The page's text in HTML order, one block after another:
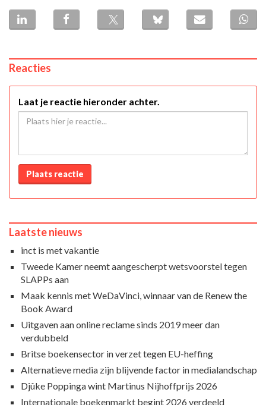
Reacties
Laat je reactie hieronder achter.
Plaats reactie
Laatste nieuws
inct is met vakantie
Tweede Kamer neemt aangescherpt wetsvoorstel tegen
SLAPPs aan
Maak kennis met WeDaVinci, winnaar van de Renew the
Book Award
Uitgaven aan online reclame sinds 2019 meer dan
verdubbeld
Britse boekensector in verzet tegen EU-heffing
Alternatieve media zijn blijvende factor in medialandschap
Djûke Poppinga wint Martinus Nijhoffprijs 2026
Internationale boekenmarkt begint 2026 verdeeld